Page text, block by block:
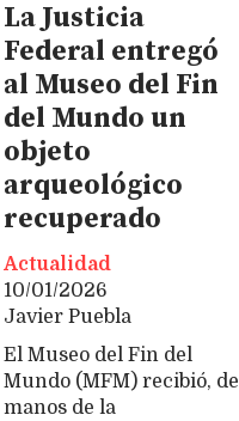
La Justicia
Federal entregó
al Museo del Fin
del Mundo un
objeto
arqueológico
recuperado
Javier Puebla
Actualidad
10/01/2026
El Museo del Fin del
Mundo (MFM) recibió, de
manos de la